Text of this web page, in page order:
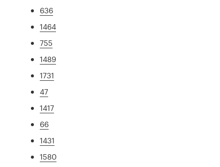
636
1464
755
1489
1731
47
1417
66
1431
1580